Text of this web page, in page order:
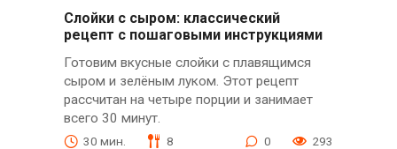
Слойки с сыром: классический
рецепт с пошаговыми инструкциями
Готовим вкусные слойки с плавящимся
сыром и зелёным луком. Этот рецепт
рассчитан на четыре порции и занимает
всего 30 минут.
30 мин. 8 0 293